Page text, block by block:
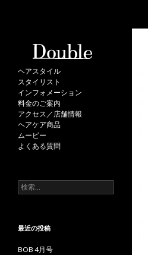
ヘアスタイル
スタイリスト
インフォメーション
料金のご案内
アクセス／店舗情報
ヘアケア商品
ムービー
よくある質問
検
索
最近の投稿
BOB 4月号